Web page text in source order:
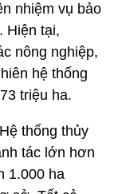
nhiệm vụ bảo
Hiện tại,
nông nghiệp,
hệ thống
triệu ha.
thống thủy
tác lớn hơn
1.000 ha